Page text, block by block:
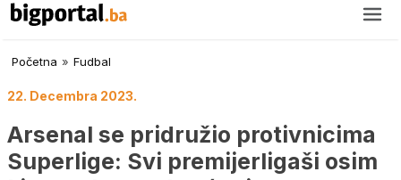
Početna » Fudbal
22. Decembra 2023.
Arsenal se pridružio protivnicima
Superlige: Svi premijerligaši osim